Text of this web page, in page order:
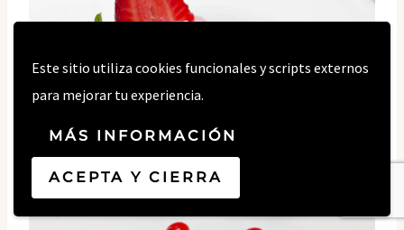
Este sitio utiliza cookies funcionales y scripts externos
para mejorar tu experiencia.
MÁS INFORMACIÓN
ACEPTA Y CIERRA